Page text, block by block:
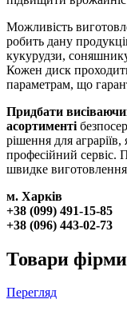
Можливість
робить дану
кукурудзи,
Кожен диск
параметрам, що
Придбати
асортименті
рішення для аграріїв,
професійний сервіс.
швидке виготовлення
м. Харків
+38 (099) 491-15-85
+38 (096) 443-02-73
Товари фірми
Перегляд